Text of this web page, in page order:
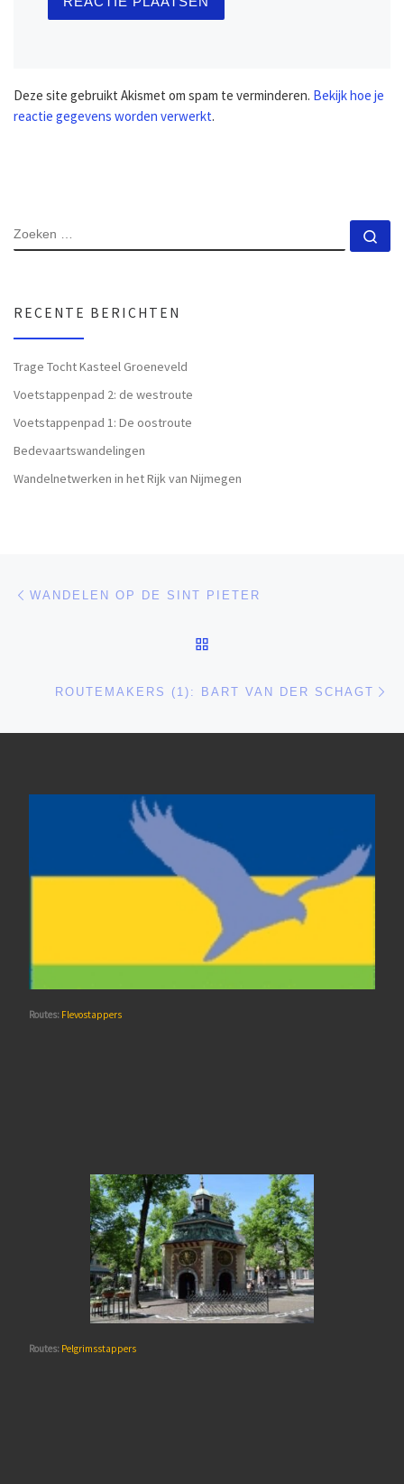
Deze site gebruikt Akismet om spam te verminderen. Bekijk hoe je
reactie gegevens worden verwerkt.
ZOEKEN
RECENTE BERICHTEN
Trage Tocht Kasteel Groeneveld
Voetstappenpad 2: de westroute
Voetstappenpad 1: De oostroute
Bedevaartswandelingen
Wandelnetwerken in het Rijk van Nijmegen
Bericht navigatie
WANDELEN OP DE SINT PIETER
ROUTEMAKERS (1): BART VAN DER SCHAGT
Routes: Flevostappers
Routes: Pelgrimsstappers